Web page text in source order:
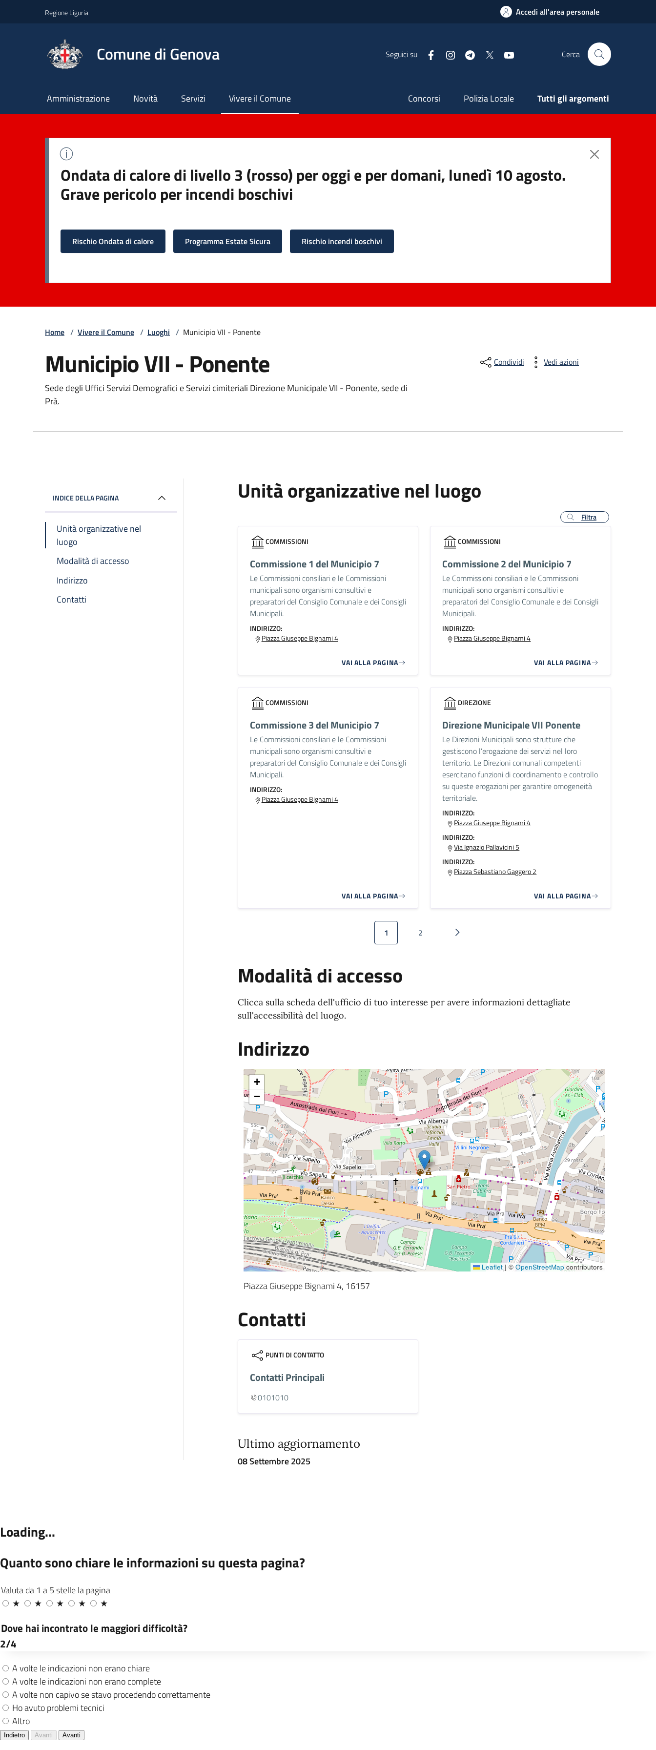
Regione Liguria Accedi all'area personale
Comune di Genova Seguici su FacebookInstagramTelegram Cerca
Principale
Amministrazione Novità Servizi Vivere il Comune Secondaria
Concorsi Polizia Locale Tutti gli argomenti
Ondata di calore di livello 3 (rosso) per oggi e per domani, lunedì 10 agosto.
Grave pericolo per incendi boschivi
Rischio Ondata di calore Programma Estate Sicura Rischio incendi boschivi
Home / Vivere il Comune / Luoghi / Municipio VII - Ponente
Municipio VII - Ponente
Sede degli Uffici Servizi Demografici e Servizi cimiteriali Direzione Municipale VII - Ponente, sede di
Prà.
Condividi Vedi azioni
INDICE DELLA PAGINA
Unità organizzative nel
luogo
Modalità di accesso
Indirizzo
Contatti
Unità organizzative nel luogo
Filtra
COMMISSIONI
Commissione 1 del Municipio 7
Le Commissioni consiliari e le Commissioni
municipali sono organismi consultivi e
preparatori del Consiglio Comunale e dei Consigli
Municipali.
INDIRIZZO:
Piazza Giuseppe Bignami 4
VAI ALLA PAGINA
COMMISSIONI
Commissione 2 del Municipio 7
Le Commissioni consiliari e le Commissioni
municipali sono organismi consultivi e
preparatori del Consiglio Comunale e dei Consigli
Municipali.
INDIRIZZO:
Piazza Giuseppe Bignami 4
VAI ALLA PAGINA
COMMISSIONI
Commissione 3 del Municipio 7
Le Commissioni consiliari e le Commissioni
municipali sono organismi consultivi e
preparatori del Consiglio Comunale e dei Consigli
Municipali.
INDIRIZZO:
Piazza Giuseppe Bignami 4
VAI ALLA PAGINA
DIREZIONE
Direzione Municipale VII Ponente
Le Direzioni Municipali sono strutture che
gestiscono l’erogazione dei servizi nel loro
territorio. Le Direzioni comunali competenti
esercitano funzioni di coordinamento e controllo
su queste erogazioni per garantire omogeneità
territoriale.
INDIRIZZO:
Piazza Giuseppe Bignami 4
INDIRIZZO:
Via Ignazio Pallavicini 5
INDIRIZZO:
Piazza Sebastiano Gaggero 2
VAI ALLA PAGINA
Pagina attuale
1 Pagina
2 Pagina successiva
Modalità di accesso
Clicca sulla scheda dell'ufficio di tuo interesse per avere informazioni dettagliate
sull'accessibilità del luogo.
Indirizzo
+
−
Leaflet | © OpenStreetMap contributors
Piazza Giuseppe Bignami 4, 16157
Contatti
PUNTI DI CONTATTO
Contatti Principali
0101010
Ultimo aggiornamento
08 Settembre 2025